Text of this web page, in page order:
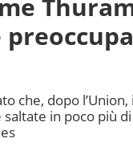
che, dopo
in poco più